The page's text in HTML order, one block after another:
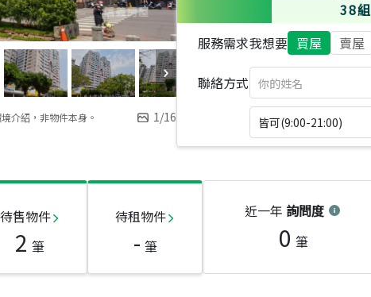
介紹，非物件本身。 1/16
38組
服務需求我想要 買屋 賣屋
聯絡方式
皆可(9:00-21:00)
待售物件
2 筆
待租物件
- 筆
近一年 詢問度
0 筆